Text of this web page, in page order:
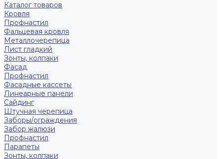
Каталог товаров
Кровля
Профнастил
Фальцевая кровля
Металлочерепица
Лист гладкий
Зонты, колпаки
Фасад
Профнастил
Фасадные кассеты
Линеарные панели
Сайдинг
Штучная черепица
Заборы/ограждения
Забор жалюзи
Профнастил
Парапеты
Зонты, колпаки